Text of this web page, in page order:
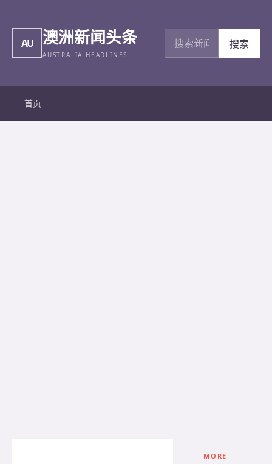
AU 澳洲新闻头条
AUSTRALIA HEADLINES
搜索新闻
搜索
首页
MORE